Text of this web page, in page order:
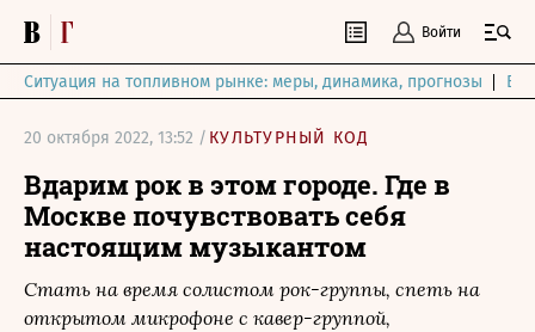
Войти
Ситуация на топливном рынке: меры, динамика, прогнозы
20 октября 2022, 13:52 / КУЛЬТУРНЫЙ КОД
Вдарим рок в этом городе. Где в
Москве почувствовать себя
настоящим музыкантом
Стать на время солистом рок-группы, спеть на
открытом микрофоне с кавер-группой,